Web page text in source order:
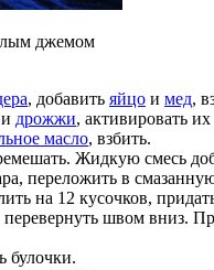
джемом
, добавить яйцо и мед,
и дрожжи, активировать
масло, взбить.
Жидкую смесь
переложить в
на 12 кусочков,
швом вниз.
булочки.